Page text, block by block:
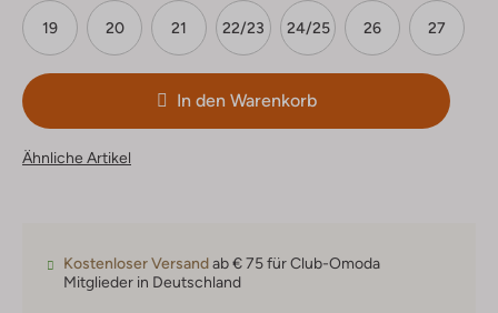
19 20 21 22/23 24/25 26 27
In den Warenkorb
Ähnliche Artikel
Kostenloser Versandab € 75 für Club-Omoda
Mitglieder in Deutschland